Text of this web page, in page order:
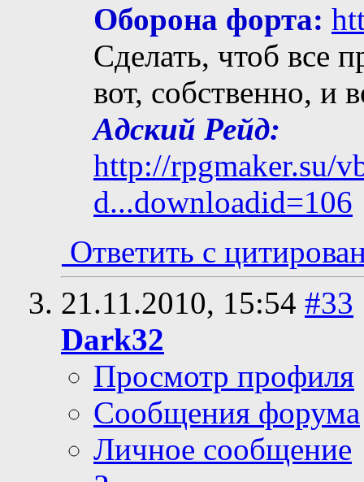
Оборона форта:
Сделать, чтоб все
вот, собственно, и
Адский Рейд:
http://rpgmaker.su/
d...downloadid=106
Ответить с
21.11.2010, 15:54 #33
Dark32
Просмотр профиля
Сообщения форума
Личное сообщение